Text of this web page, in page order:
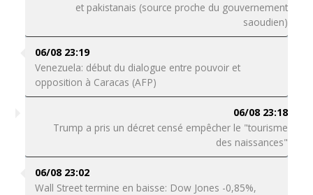
et pakistanais (source proche du gouvernement
saoudien)
06/08 23:19
Venezuela: début du dialogue entre pouvoir et
opposition à Caracas (AFP)
06/08 23:18
Trump a pris un décret censé empêcher le "tourisme
des naissances"
06/08 23:02
Wall Street termine en baisse: Dow Jones -0,85%,